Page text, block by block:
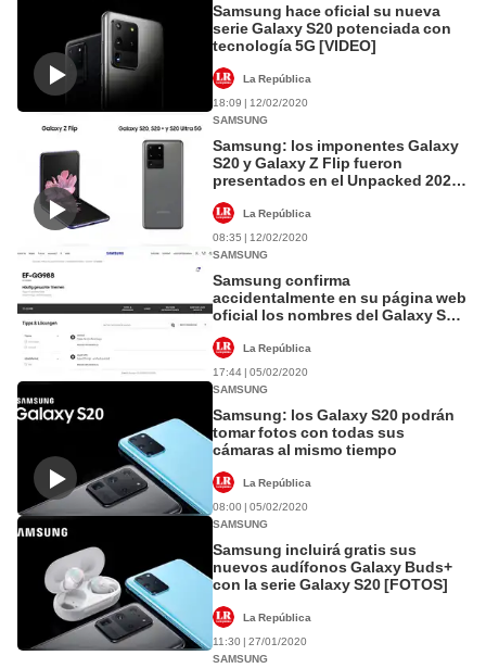
Samsung hace oficial su nueva
serie Galaxy S20 potenciada con
tecnología 5G [VIDEO]
La República
18:09 | 12/02/2020
SAMSUNG
Samsung: los imponentes Galaxy
S20 y Galaxy Z Flip fueron
presentados en el Unpacked 2020
La República
08:35 | 12/02/2020
SAMSUNG
Samsung confirma
accidentalmente en su página web
oficial los nombres del Galaxy S20
La República
17:44 | 05/02/2020
SAMSUNG
Samsung: los Galaxy S20 podrán
tomar fotos con todas sus
cámaras al mismo tiempo
La República
08:00 | 05/02/2020
SAMSUNG
Samsung incluirá gratis sus
nuevos audífonos Galaxy Buds+
con la serie Galaxy S20 [FOTOS]
La República
11:30 | 27/01/2020
SAMSUNG